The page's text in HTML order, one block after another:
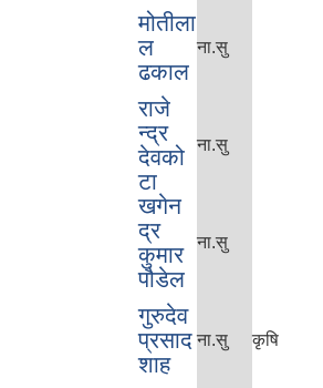
मोतीला
ल
ढकाल
ना.सु
राजे
न्द्र
देवको
टा
ना.सु
खगेन
द्र
कुमार
पौडेल
ना.सु
गुरुदेव
प्रसाद
शाह
ना.सु कृषि